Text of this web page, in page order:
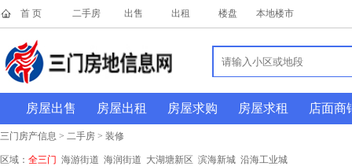
首 页 二手房 出售 出租 楼盘 本地楼市
房屋出售 房屋出租 房屋求购 房屋求租 店面商
三门房产信息 > 二手房 > 装修
区域： 全三门 海游街道 海润街道 大湖塘新区 滨海新城 沿海工业城